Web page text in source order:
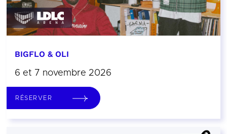
BIGFLO & OLI
6 et 7 novembre 2026
RÉSERVER